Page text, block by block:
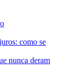
como se
nunca deram